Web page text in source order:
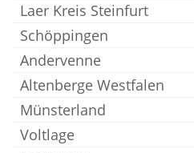
Laer Kreis Steinfurt
Schöppingen
Andervenne
Altenberge Westfalen
Münsterland
Voltlage